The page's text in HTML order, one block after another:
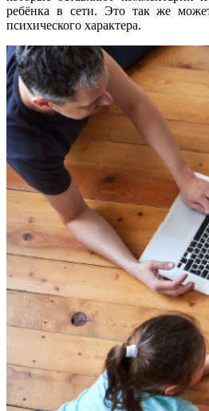
ребёнка в сети. Это так же
психического характера.